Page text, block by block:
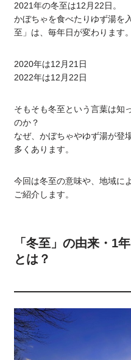
2021年の冬至は12月22日。
かぼちゃを食べたりゆず湯を
至」は、毎年日が変わります。
2020年は12月21日
2022年は12月22日
そもそも冬至という言葉は知
のか？
なぜ、かぼちゃやゆず湯が登
多くあります。
今回は冬至の意味や、地域に
ご紹介します。
「冬至」の由来・1
とは？